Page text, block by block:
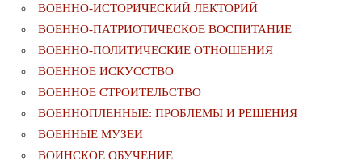
ВОЕННО-ИСТОРИЧЕСКИЙ ЛЕКТОРИЙ
ВОЕННО-ПАТРИОТИЧЕСКОЕ ВОСПИТАНИЕ
ВОЕННО-ПОЛИТИЧЕСКИE ОТНОШЕНИЯ
ВОЕННОЕ ИСКУССТВО
ВОЕННОЕ СТРОИТЕЛЬСТВО
ВОЕННОПЛЕННЫЕ: ПРОБЛЕМЫ И РЕШЕНИЯ
ВОЕННЫЕ МУЗЕИ
ВОИНСКОЕ ОБУЧЕНИЕ